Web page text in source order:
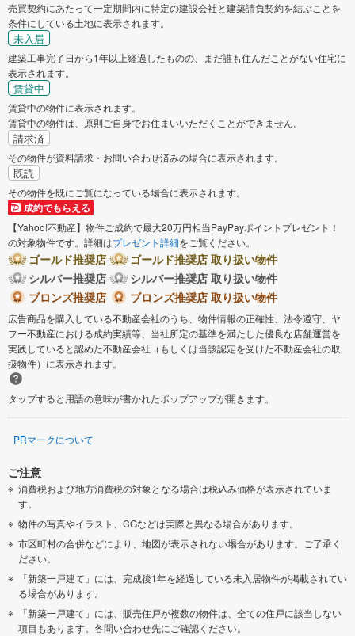
売買契約にあたって一定期間内に特定の建設会社と建築請負契約を結ぶことを
条件にしている土地に表示されます。
未入居
建築工事完了日から1年以上経過したものの、まだ誰も住んだことがない住宅に
表示されます。
賃貸中
賃貸中の物件に表示されます。
賃貸中の物件は、原則ご自身でお住まいいただくことができません。
請求済
その物件が資料請求・お問い合わせ済みの場合に表示されます。
既読
その物件を既にご覧になっている場合に表示されます。
成約でもらえる
【Yahoo!不動産】物件ご成約で最大20万円相当PayPayポイントプレゼント！
の対象物件です。詳細はプレゼント詳細をご覧ください。
ゴールド推奨店
ゴールド推奨店 取り扱い物件
シルバー推奨店
シルバー推奨店 取り扱い物件
ブロンズ推奨店
ブロンズ推奨店 取り扱い物件
広告商品を購入している不動産会社のうち、物件情報の正確性、法令遵守、ヤ
フー不動産における成約実績等、当社所定の基準を満たした優良な店舗運営を
実践していると認めた不動産会社（もしくは当該認定を受けた不動産会社の取
扱物件）に表示されます。
タップすると用語の意味が書かれたポップアップが開きます。
PRマークについて
ご注意
消費税および地方消費税の対象となる場合は税込み価格が表示されていま
す。
物件の写真やイラスト、CGなどは実際と異なる場合があります。
市区町村の合併などにより、地図が表示されない場合があります。ご了承く
ださい。
「新築一戸建て」には、完成後1年を経過している未入居物件が掲載されてい
る場合があります。
「新築一戸建て」には、販売住戸が複数の物件は、全ての住戸に該当しない
項目もあります。各問い合わせ先にご確認ください。